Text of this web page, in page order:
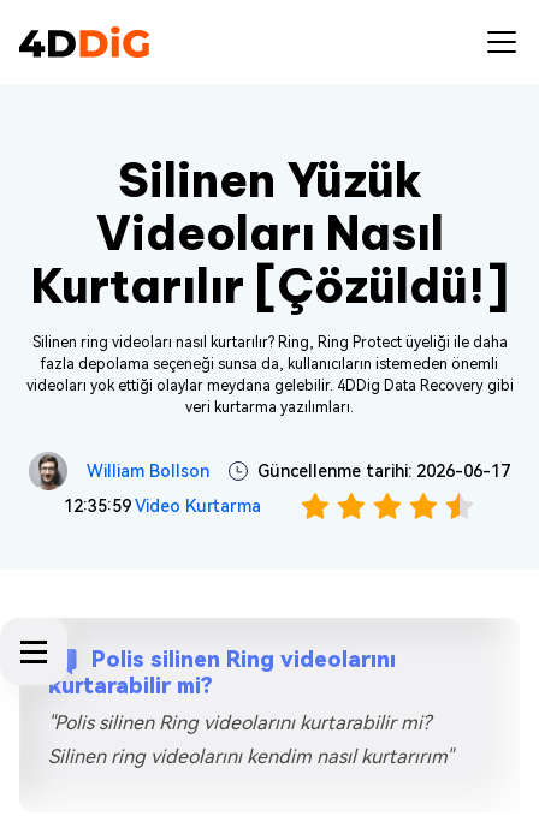
Silinen Yüzük
Videoları Nasıl
Kurtarılır [Çözüldü!]
Silinen ring videoları nasıl kurtarılır? Ring, Ring Protect üyeliği ile daha
fazla depolama seçeneği sunsa da, kullanıcıların istemeden önemli
videoları yok ettiği olaylar meydana gelebilir. 4DDig Data Recovery gibi
veri kurtarma yazılımları.
William Bollson
Güncellenme tarihi: 2026-06-17
12:35:59Video Kurtarma
Polis silinen Ring videolarını
kurtarabilir mi?
"Polis silinen Ring videolarını kurtarabilir mi?
Silinen ring videolarını kendim nasıl kurtarırım"